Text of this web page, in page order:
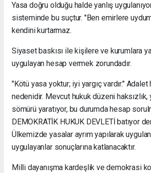
Yasa doğru olduğu halde yanlış
sisteminde bu suçtur. "Ben emirlere
kendini kurtarmaz.
Siyaset baskısı ile kişilere ve kurumlara
uygulayan hesap vermek zorundadır.
"Kötü yasa yoktur; iyi yargıç vardır." Adalet
nedenidir. Mevcut hukuk düzeni
sömürü yaratıyor, bu durumda hesap
DEMOKRATİK HUKUK DEVLETİ batıyor
Ülkemizde yasalar ayrım yapılarak
uygulayanlar sonuçlarına katlanacaktır.
Milli dayanışma kardeşlik ve demokrasi